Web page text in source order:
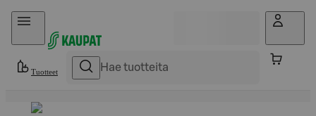
Hyppää sisältöön
Tuotteet